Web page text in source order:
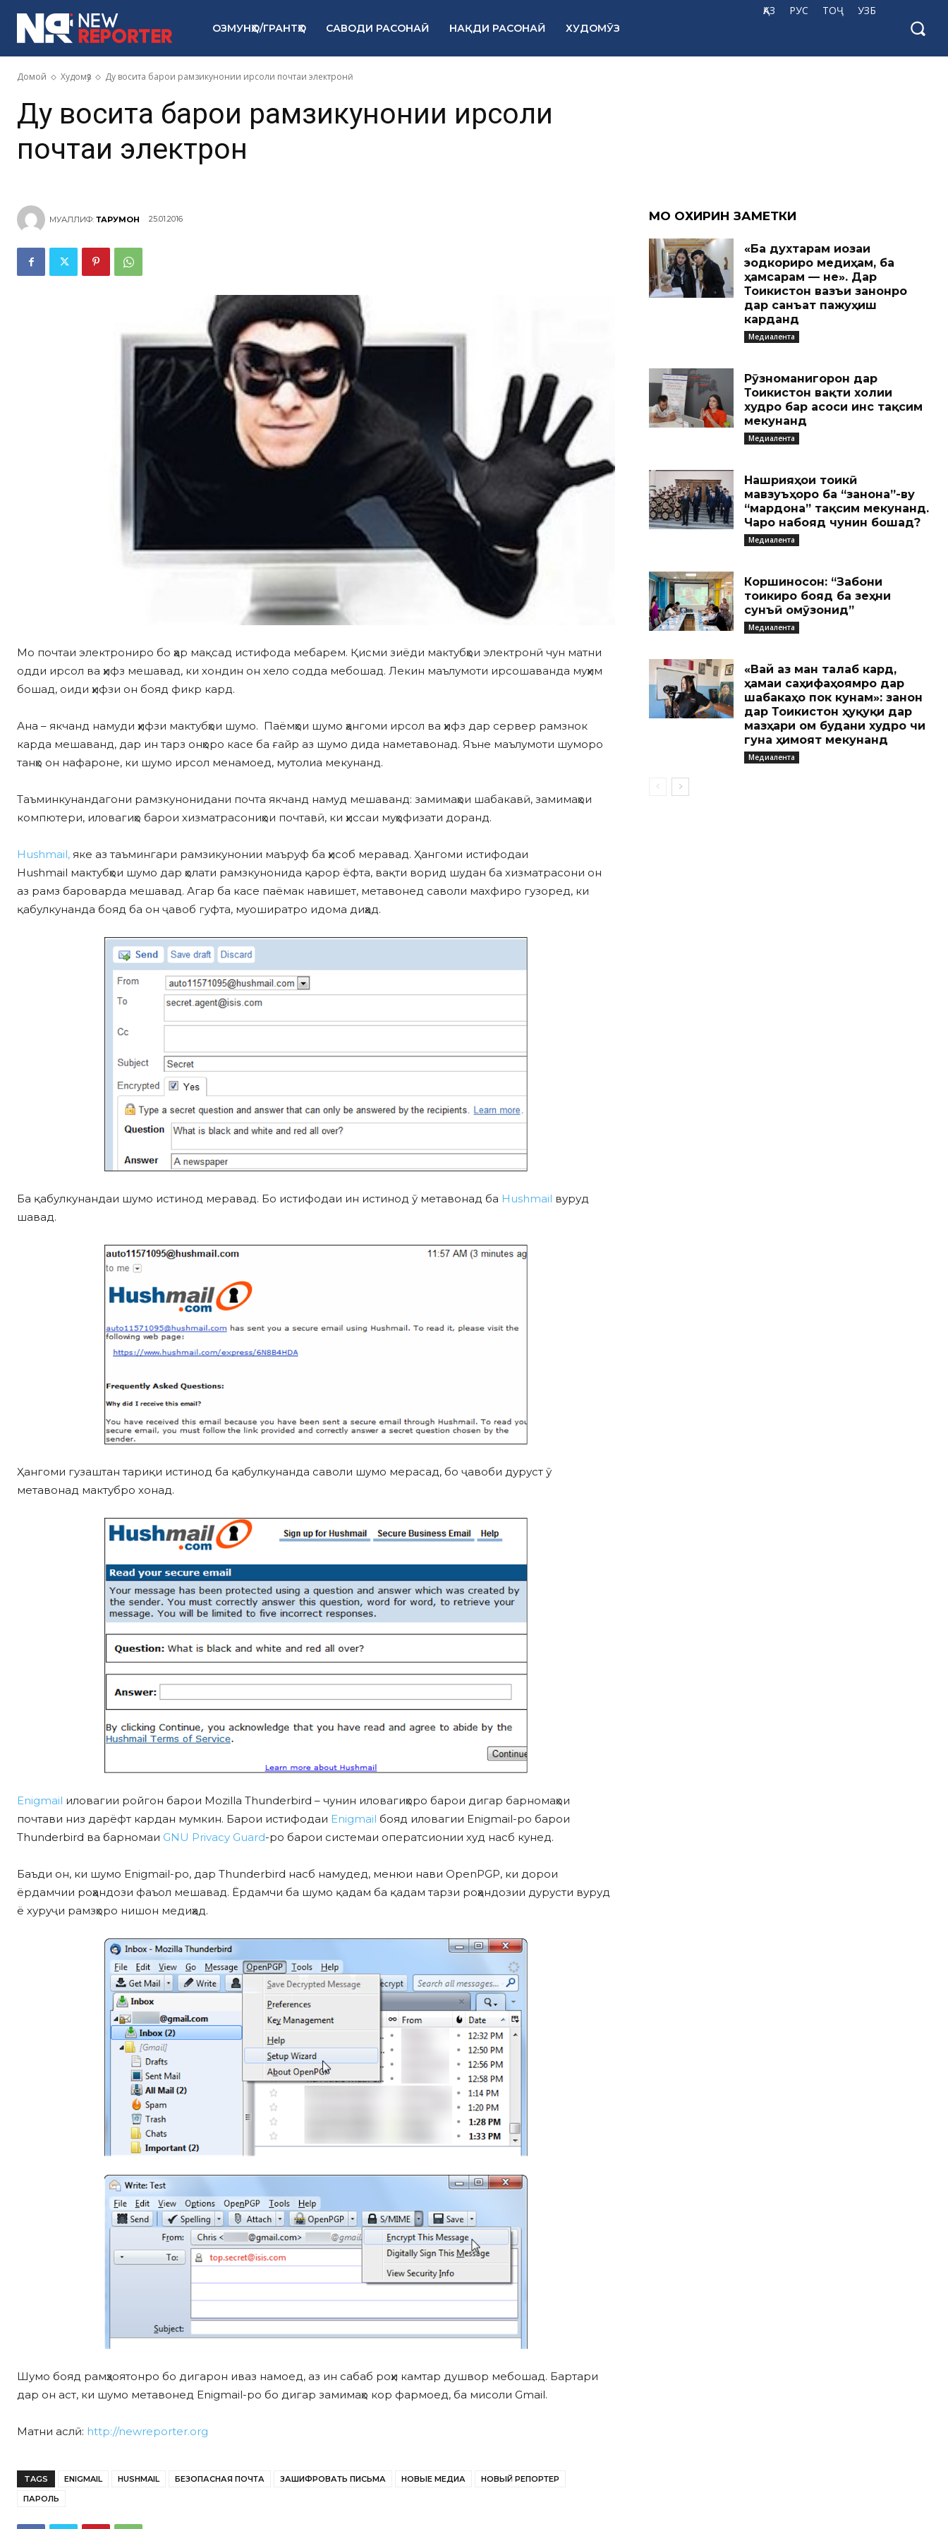
ҚАЗ РУС ТОҶ УЗБ
ОЗМУНҲО/ГРАНТҲО САВОДИ РАСОНАӢ НАҚДИ РАСОНАӢ ХУДОМӮЗ
Домой Худомӯз Ду восита барои рамзикунонии ирсоли почтаи электронӣ
Ду восита барои рамзикунонии ирсоли
почтаи электронӣ
МУАЛЛИФ: ТАРҶУМОН 25.01.2016
Мо почтаи электрониро бо ҳар мақсад истифода мебарем. Қисми зиёди мактубҳои электронӣ чун матни
одди ирсол ва ҳифз мешавад, ки хондин он хело содда мебошад. Лекин маълумоти ирсошаванда муҳим
бошад, оиди ҳифзи он бояд фикр кард.
Ана – якчанд намуди ҳифзи мактубҳои шумо. Паёмҳои шумо ҳангоми ирсол ва ҳифз дар сервер рамзнок
карда мешаванд, дар ин тарз онҳоро касе ба ғайр аз шумо дида наметавонад. Яъне маълумоти шуморо
танҳо он нафароне, ки шумо ирсол менамоед, мутолиа мекунанд.
Таъминкунандагони рамзкунонидани почта якчанд намуд мешаванд: замимаҳои шабакавӣ, замимаҳои
компютери, иловагиҳо барои хизматрасониҳои почтавӣ, ки ҳиссаи муҳофизати доранд.
Hushmail, яке аз таъмингари рамзикунонии маъруф ба ҳисоб меравад. Ҳангоми истифодаи
Hushmail мактубҳои шумо дар ҳолати рамзкунонида қарор ёфта, вақти ворид шудан ба хизматрасони он
аз рамз бароварда мешавад. Агар ба касе паёмак навишет, метавонед саволи махфиро гузоред, ки
қабулкунанда бояд ба он ҷавоб гуфта, муоширатро идома диҳад.
Ба қабулкунандаи шумо истинод меравад. Бо истифодаи ин истинод ӯ метавонад ба Hushmail вуруд
шавад.
Ҳангоми гузаштан тариқи истинод ба қабулкунанда саволи шумо мерасад, бо ҷавоби дуруст ӯ
метавонад мактубро хонад.
Enigmail иловагии ройгон барои Mozilla Thunderbird – чунин иловагиҳоро барои дигар барномаҳои
почтави низ дарёфт кардан мумкин. Барои истифодаи Enigmail бояд иловагии Enigmail-ро барои
Thunderbird ва барномаи GNU Privacy Guard-ро барои системаи оператсионии худ насб кунед.
Баъди он, ки шумо Enigmail-ро, дар Thunderbird насб намудед, менюи нави OpenPGP, ки дорои
ёрдамчии роҳандози фаъол мешавад. Ёрдамчи ба шумо қадам ба қадам тарзи роҳандозии дурусти вуруд
ё хуруҷи рамзҳоро нишон медиҳад.
Шумо бояд рамҳзоятонро бо дигарон иваз намоед, аз ин сабаб роҳи камтар душвор мебошад. Бартари
дар он аст, ки шумо метавонед Enigmail-ро бо дигар замимаҳо кор фармоед, ба мисоли Gmail.
Матни аслӣ: http://newreporter.org
TAGS ENIGMAIL HUSHMAIL БЕЗОПАСНАЯ ПОЧТА ЗАШИФРОВАТЬ ПИСЬМА НОВЫЕ МЕДИА
НОВЫЙ РЕПОРТЕР
ПАРОЛЬ
МО ОХИРИН ЗАМЕТКИ
«Ба духтарам иҷозаи
эҷодкориро медиҳам, ба
ҳамсарам — не». Дар
Тоҷикистон вазъи занонро
дар санъат пажуҳиш
карданд
Медиалента
Рӯзноманигорон дар
Тоҷикистон вақти холии
худро бар асоси ҷинс тақсим
мекунанд
Медиалента
Нашрияҳои тоҷикӣ
мавзуъҳоро ба “занона”-ву
“мардона” тақсим мекунанд.
Чаро набояд чунин бошад?
Медиалента
Коршиносон: “Забони
тоҷикиро бояд ба зеҳни
сунъӣ омӯзонид”
Медиалента
«Вай аз ман талаб кард,
ҳамаи саҳифаҳоямро дар
шабакаҳо пок кунам»: занон
дар Тоҷикистон ҳуқуқи дар
мазҳари ом будани худро чи
гуна ҳимоят мекунанд
Медиалента